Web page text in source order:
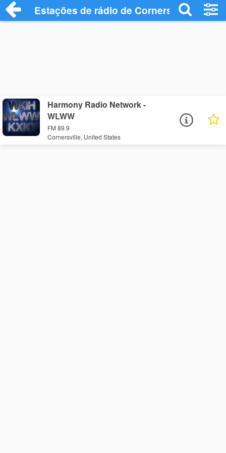
Estações de rádio de Cornersville -
Harmony Radio Network -
WLWW
FM 89.9
Cornersville, United States